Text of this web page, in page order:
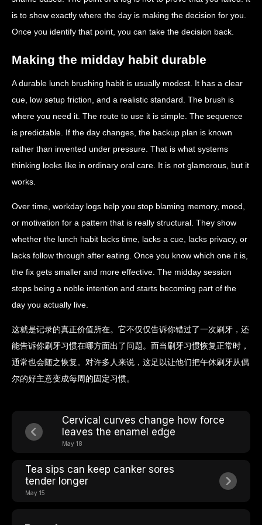
is to show exactly where the day is making the decision for you.
Once you identify that point, you can take the decision back.
Making the midday habit durable
A durable lunch brushing habit is usually modest. It has a clear
cue, low setup friction, and a realistic standard. The brush is
where you need it. The route to use it is simple. The sequence
is predictable. If the day changes, the backup plan is known
rather than invented under pressure. That is what systems
thinking looks like in ordinary oral care. It is not glamorous, but it
works.
Over time, workday logs help you stop blaming memory, mood,
or motivation for a pattern that is really structural. They show
whether the lunch habit lacks time, lacks a cue, lacks privacy, or
lacks follow through after eating. Once you know which one it is,
the fix gets smaller and more effective. The midday session
stops being a noble intention and starts becoming part of the
day you actually live.
这就是记录的真正价值所在。它不仅仅告诉你错过了一次刷牙，还
能告诉你刷牙习惯在哪方面出了问题。而当刷牙习惯恢复正常时，
通常也会随之恢复。对许多人来说，这足以让他们把午休刷牙从偶
尔的好主意变成每周的固定习惯。
Cervical curves change how force
leaves the enamel edge
May 18
Tea sips can keep canker sores
tender longer
May 15